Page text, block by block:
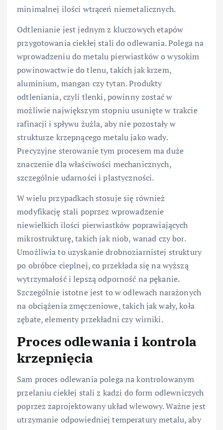
minimalnej ilości wtrąceń niemetalicznych.
Odtlenianie jest jednym z kluczowych etapów
przygotowania ciekłej stali do odlewania. Polega na
wprowadzeniu do metalu pierwiastków o wysokim
powinowactwie do tlenu, takich jak krzem,
aluminium, mangan czy tytan. Produkty
odtleniania, czyli tlenki, powinny zostać w
możliwie największym stopniu usunięte w trakcie
rafinacji i spływu żużla, aby nie pozostały w
strukturze krzepnącego metalu jako wady.
Precyzyjne sterowanie tym procesem ma duże
znaczenie dla właściwości mechanicznych,
szczególnie udarności i plastyczności.
W wielu przypadkach stosuje się również
modyfikację stali poprzez wprowadzenie
niewielkich ilości pierwiastków poprawiających
mikrostrukturę, takich jak niob, wanad czy bor.
Umożliwia to uzyskanie drobnoziarnistej struktury
po obróbce cieplnej, co przekłada się na wyższą
wytrzymałość i lepszą odporność na pękanie.
Szczególnie istotne jest to w odlewach narażonych
na obciążenia zmęczeniowe, takich jak wały, koła
zębate, elementy przekładni czy wirniki.
Proces odlewania i kontrola
krzepnięcia
Sam proces odlewania polega na kontrolowanym
przelaniu ciekłej stali z kadzi do form odlewniczych
poprzez zaprojektowany układ wlewowy. Ważne jest
utrzymanie odpowiedniej temperatury metalu, aby